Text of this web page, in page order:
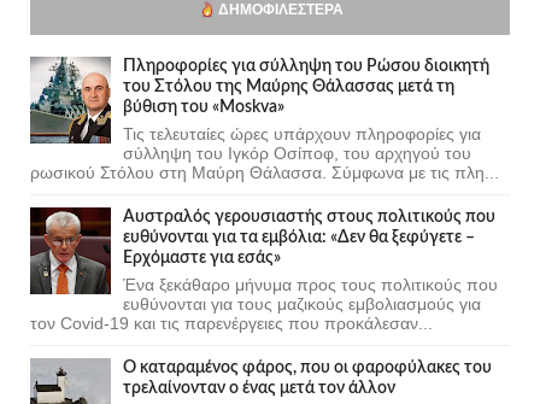
ΔΗΜΟΦΙΛΈΣΤΕΡΑ
Πληροφορίες για σύλληψη του Ρώσου διοικητή
του Στόλου της Mαύρης Θάλασσας μετά τη
βύθιση του «Moskva»
Τις τελευταίες ώρες υπάρχουν πληροφορίες για
σύλληψη του Ιγκόρ Οσίποφ, του αρχηγού του
ρωσικού Στόλου στη Μαύρη Θάλασσα. Σύμφωνα με τις πλη...
Αυστραλός γερουσιαστής στους πολιτικούς που
ευθύνονται για τα εμβόλια: «Δεν θα ξεφύγετε –
Ερχόμαστε για εσάς»
Ένα ξεκάθαρο μήνυμα προς τους πολιτικούς που
ευθύνονται για τους μαζικούς εμβολιασμούς για
τον Covid-19 και τις παρενέργειες που προκάλεσαν...
Ο καταραμένος φάρος, που οι φαροφύλακες του
τρελαίνονταν ο ένας μετά τον άλλον